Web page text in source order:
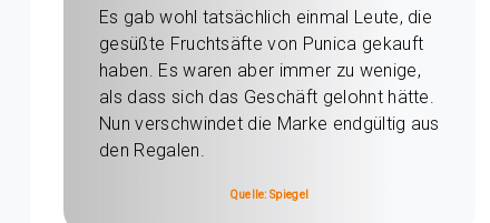
Es gab wohl tatsächlich einmal Leute, die
gesüßte Fruchtsäfte von Punica gekauft
haben. Es waren aber immer zu wenige,
als dass sich das Geschäft gelohnt hätte.
Nun verschwindet die Marke endgültig aus
den Regalen.
Quelle: Spiegel